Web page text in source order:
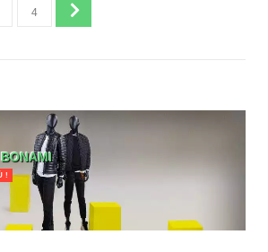
4
!